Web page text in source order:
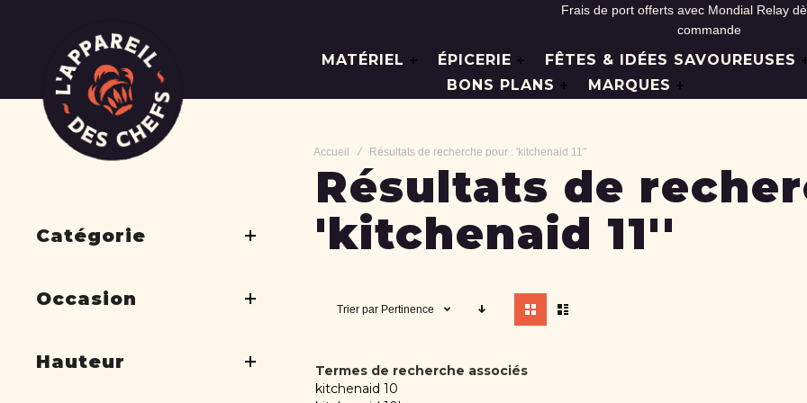
Frais de port offerts avec Mondial Relay
commande
MATÉRIEL ÉPICERIE
FÊTES & IDÉES SAVOUREUSES
BONS PLANS
MARQUES
Accueil Résultats de recherche pour : 'kitchenaid 11''
Résultats de
'kitchenaid 11''
Trier par Pertinence
en
Termes de recherche associés
kitchenaid 10
Catégorie
Occasion
Hauteur